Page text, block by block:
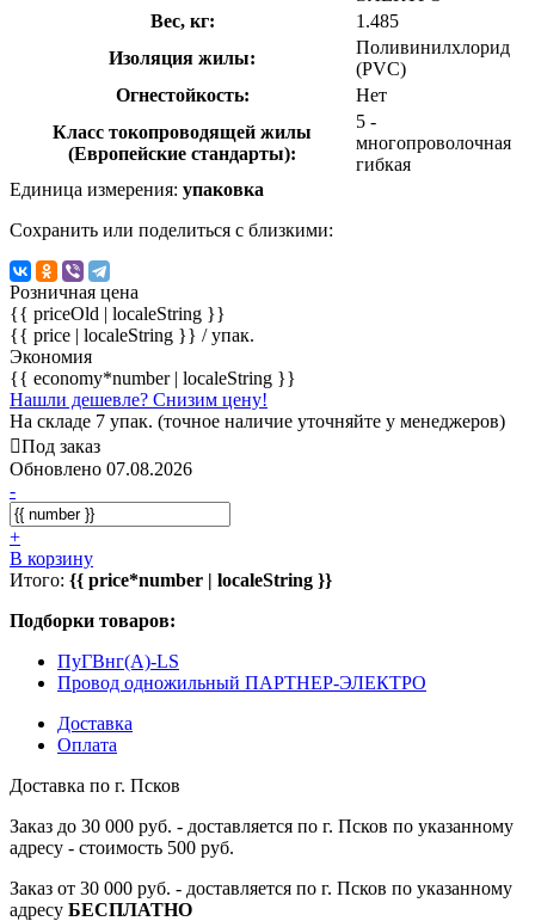
Вес, кг:
1.485
Изоляция жилы:
Поливинилхлорид
(PVC)
Огнестойкость:
Нет
Класс токопроводящей жилы
(Европейские стандарты):
5 -
многопроволочная
гибкая
Единица измерения: упаковка
Сохранить или поделиться с близкими:
Розничная цена
{{ priceOld | localeString }}
{{ price | localeString }} / упак.
Экономия
{{ economy*number | localeString }}
Нашли дешевле? Снизим цену!
На складе 7 упак. (точное наличие уточняйте у менеджеров)
Под заказ
Обновлено 07.08.2026
-
+
В корзину
Итого: {{ price*number | localeString }}
Подборки товаров:
ПуГВнг(А)-LS
Провод одножильный ПАРТНЕР-ЭЛЕКТРО
Доставка
Оплата
Доставка по г. Псков
Заказ до 30 000 руб. - доставляется по г. Псков по указанному
адресу - стоимость 500 руб.
Заказ от 30 000 руб. - доставляется по г. Псков по указанному
адресу БЕСПЛАТНО